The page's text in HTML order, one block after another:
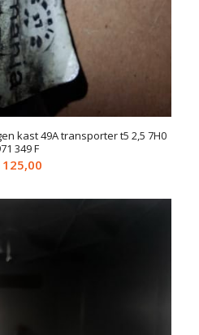
kast 49A transporter t5 2,5 7H0
349 F